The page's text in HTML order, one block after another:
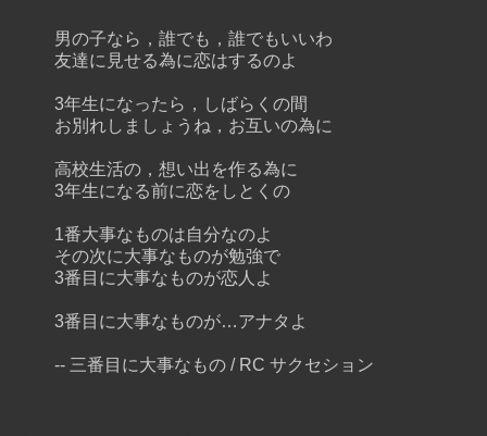
男の子なら，誰でも，誰でもいいわ
友達に見せる為に恋はするのよ
3年生になったら，しばらくの間
お別れしましょうね，お互いの為に
高校生活の，想い出を作る為に
3年生になる前に恋をしとくの
1番大事なものは自分なのよ
その次に大事なものが勉強で
3番目に大事なものが恋人よ
3番目に大事なものが…アナタよ
-- 三番目に大事なもの / RC サクセション